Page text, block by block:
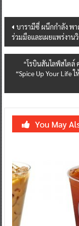
Post
navigation
บารามีซี่ ผนึกกำลัง พ
ร่วมมือและเผยแพร่งาน
“โรบินสันไลฟ์สไตล์
“Spice Up Your Life
You May